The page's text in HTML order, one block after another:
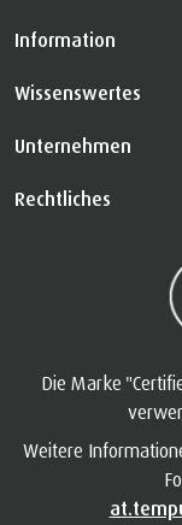
Information
Wissenswertes
Unternehmen
Rechtliches
Die Marke
Weitere